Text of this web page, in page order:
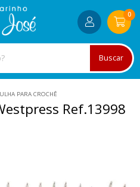
Buscar
0
PARA CROCHÊ
Ref.13998